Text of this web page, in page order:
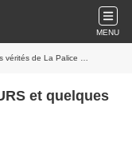
MENU
vérités de La Palice …
et quelques